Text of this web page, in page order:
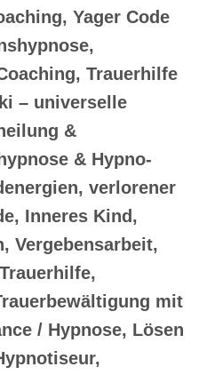
Yager Code
Trauerhilfe
– universelle
&
& Hypno-
verlorener
Inneres Kind,
Vergebensarbeit,
mit
/ Hypnose, Lösen